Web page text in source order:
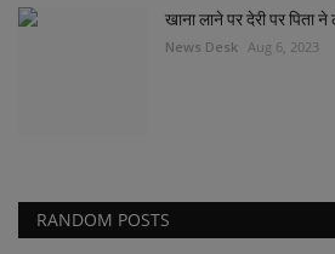
खाना लाने पर देरी पर पिता
News Desk Aug 6, 2023
RANDOM POSTS